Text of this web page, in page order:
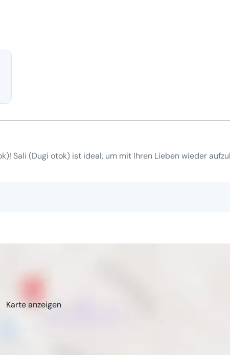
Sali (Dugi otok) ist ideal, um mit Ihren Lieben wieder
Karte anzeigen